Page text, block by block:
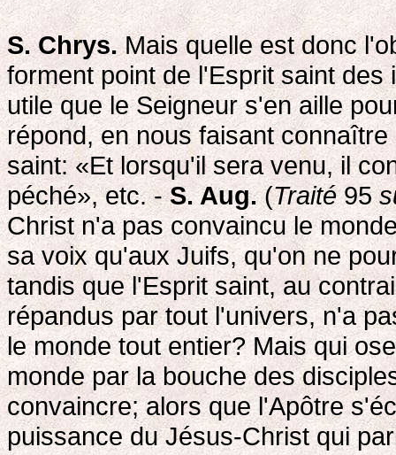
S. Chrys.Mais quelle est donc
forment point de l'Esprit saint
utile que le Seigneur s'en aille
répond, en nous faisant
saint: «Et lorsqu'il sera venu, il
péché», etc. -S. Aug.(Traité95
Christ n'a pas convaincu le
sa voix qu'aux Juifs, qu'on ne
tandis que l'Esprit saint, au
répandus par tout l'univers, n'a
le monde tout entier? Mais qui
monde par la bouche des
convaincre; alors que l'Apôtre
puissance du Jésus-Christ qui